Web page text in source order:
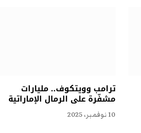
ترامب وويتكوف.. مليارات
مشفّرة على الرمال الإماراتية
10 نوفمبر، 2025